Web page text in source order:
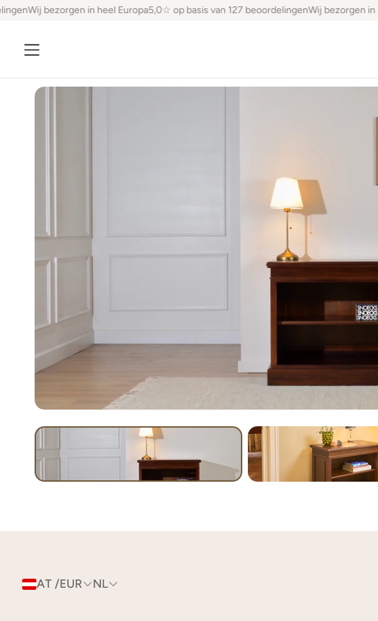
Wij bezorgen in heel Europa5,0☆ op basis van 127 beoordelingenWij bezorgen in
AT /EUR NL